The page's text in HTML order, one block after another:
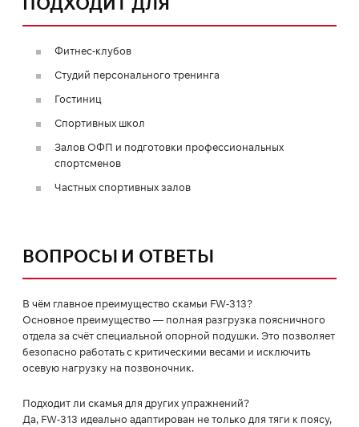
Фитнес-клубов
Студий персонального тренинга
Гостиниц
Спортивных школ
Залов ОФП и подготовки профессиональных
спортсменов
Частных спортивных залов
ВОПРОСЫ И ОТВЕТЫ
В чём главное преимущество скамьи FW-313?
Основное преимущество — полная разгрузка поясничного
отдела за счёт специальной опорной подушки. Это позволяет
безопасно работать с критическими весами и исключить
осевую нагрузку на позвоночник.
Подходит ли скамья для других упражнений?
Да, FW-313 идеально адаптирован не только для тяги к поясу,